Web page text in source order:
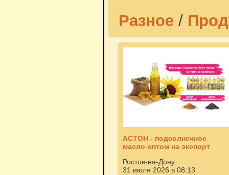
Разное /
АСТОН - подсолнечное
масло оптом на экспорт
Ростов-на-Дону
31 июля 2026 в 08:13